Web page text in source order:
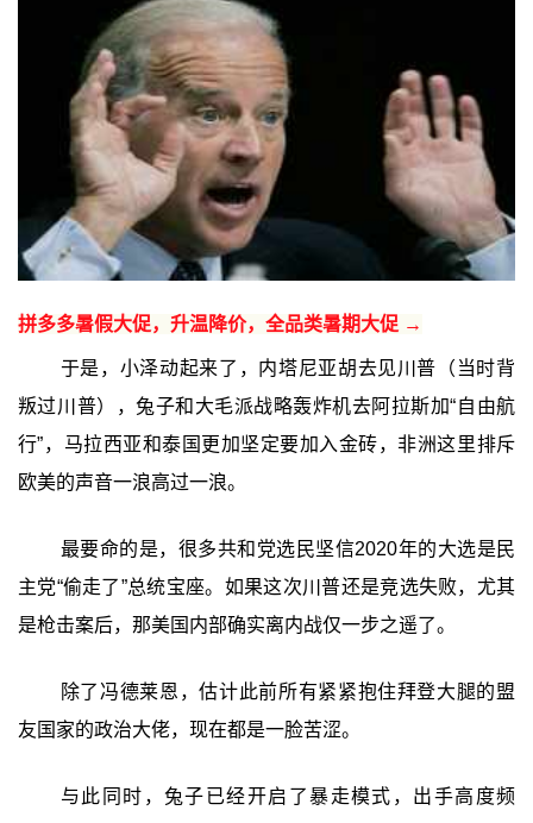
拼多多暑假大促，升温降价，全品类暑期大促 →
于是，小泽动起来了，内塔尼亚胡去见川普（当时背
叛过川普），兔子和大毛派战略轰炸机去阿拉斯加“自由航
行”，马拉西亚和泰国更加坚定要加入金砖，非洲这里排斥
欧美的声音一浪高过一浪。
最要命的是，很多共和党选民坚信2020年的大选是民
主党“偷走了”总统宝座。如果这次川普还是竞选失败，尤其
是枪击案后，那美国内部确实离内战仅一步之遥了。
除了冯德莱恩，估计此前所有紧紧抱住拜登大腿的盟
友国家的政治大佬，现在都是一脸苦涩。
与此同时，兔子已经开启了暴走模式，出手高度频